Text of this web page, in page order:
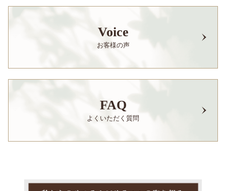
Voice
お客様の声
FAQ
よくいただく質問